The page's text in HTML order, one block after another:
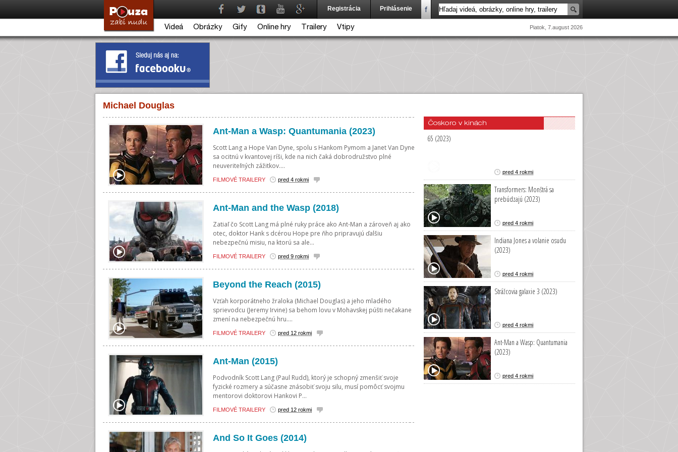
Registrácia Prihlásenie
Videá Obrázky Gify Online hry Trailery Vtipy Piatok, 7.august 2026
Michael Douglas
Ant-Man a Wasp: Quantumania (2023)
Scott Lang a Hope Van Dyne, spolu s Hankom Pymom a Janet Van Dyne
sa ocitnú v kvantovej ríši, kde na nich čaká dobrodružstvo plné
neuveriteľných zážitkov....
FILMOVÉ TRAILERY pred 4 rokmi
Ant-Man and the Wasp (2018)
Zatiaľ čo Scott Lang má plné ruky práce ako Ant-Man a zároveň aj ako
otec, doktor Hank s dcérou Hope pre ňho pripravujú ďalšiu
nebezpečnú misiu, na ktorú sa ale...
FILMOVÉ TRAILERY pred 9 rokmi
Beyond the Reach (2015)
Vzťah korporátneho žraloka (Michael Douglas) a jeho mladého
sprievodcu (Jeremy Irvine) sa behom lovu v Mohavskej púšti nečakane
zmení na nebezpečnú hru....
FILMOVÉ TRAILERY pred 12 rokmi
Ant-Man (2015)
Podvodník Scott Lang (Paul Rudd), ktorý je schopný zmenšiť svoje
fyzické rozmery a súčasne znásobiť svoju silu, musí pomôcť svojmu
mentorovi doktorovi Hankovi P...
FILMOVÉ TRAILERY pred 12 rokmi
And So It Goes (2014)
Čoskoro v kinách
65 (2023)
pred 4 rokmi
Transformers: Monštrá sa
prebúdzajú (2023)
pred 4 rokmi
Indiana Jones a volanie osudu
(2023)
pred 4 rokmi
Strážcovia galaxie 3 (2023)
pred 4 rokmi
Ant-Man a Wasp: Quantumania
(2023)
pred 4 rokmi